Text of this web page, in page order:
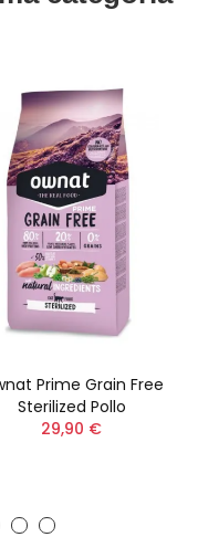
Prime Grain Free
Sterilized Pollo
29,90 €